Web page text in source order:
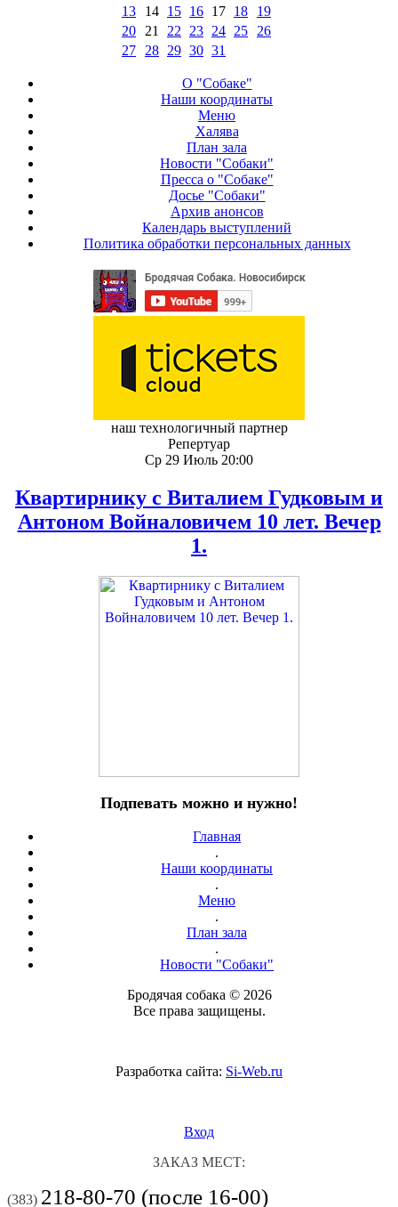
13
14 15 16 17 18
19
20
21 22 23 24 25
26
27
28 29 30 31
О "Собаке"
Наши координаты
Меню
Халява
План зала
Новости "Собаки"
Пресса о "Собаке"
Досье "Собаки"
Архив анонсов
Календарь выступлений
Политика обработки персональных данных
наш технологичный партнер
Репертуар
Ср 29 Июль 20:00
Квартирнику с Виталием Гудковым и
Антоном Войналовичем 10 лет. Вечер
1.
Подпевать можно и нужно!
Главная
.
Наши координаты
.
Меню
.
План зала
.
Новости "Собаки"
Бродячая собака © 2026
Все права защищены.
Разработка сайта: Si-Web.ru
Вход
ЗАКАЗ МЕСТ:
(383) 218-80-70 (после 16-00)